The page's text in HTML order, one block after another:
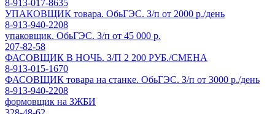
8-913-017-8635
УПАКОВЩИК товара. ОбьГЭС. З/п от 2000 р./день
8-913-940-2208
упаковщик. ОбьГЭС. З/п от 45 000 р.
207-82-58
ФАСОВЩИК В НОЧЬ. З/П 2 200 РУБ./СМЕНА
8-913-015-1670
ФАСОВЩИК товара на станке. ОбьГЭС. З/п от 3000 р./день
8-913-940-2208
формовщик на ЗЖБИ